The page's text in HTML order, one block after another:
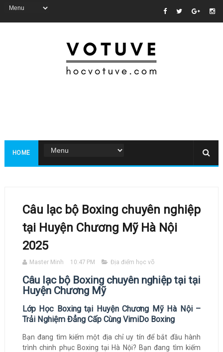
HOME
Câu lạc bộ Boxing chuyên nghiệp
tại Huyện Chương Mỹ Hà Nội
2025
Master Minh 10:47 PM Địa điểm học võ
Câu lạc bộ Boxing chuyên nghiệp tại tại
Huyện Chương Mỹ
Lớp Học Boxing tại Huyện Chương Mỹ Hà Nội –
Trải Nghiệm Đẳng Cấp Cùng VimiDo Boxing
Bạn đang tìm kiếm một địa chỉ uy tín để bắt đầu hành
trình chinh phục Boxing tại Hà Nội? Bạn đang tìm kiếm